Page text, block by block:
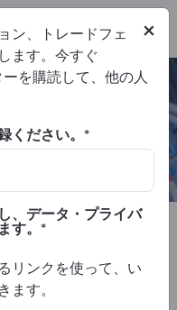
mbH
Website
ISO 9001:2015
in der Umweltallianz Sachsen
ISO 14001:2015
×
ン、トレードフェ
ます。今すぐ
を購読して、他の人
ください。
、データ・プライバ
す。
リンクを使って、い
ます。